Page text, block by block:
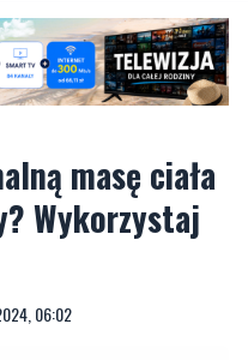
masę ciała
06:02